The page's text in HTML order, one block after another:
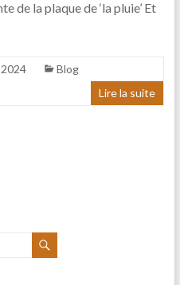
de la plaque de ‘la pluie’ Et
Blog
Lire la suite